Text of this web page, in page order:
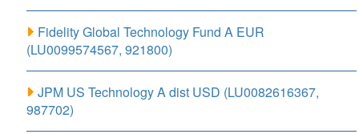
Fidelity Global Technology Fund A EUR
(LU0099574567, 921800)
JPM US Technology A dist USD (LU0082616367,
987702)